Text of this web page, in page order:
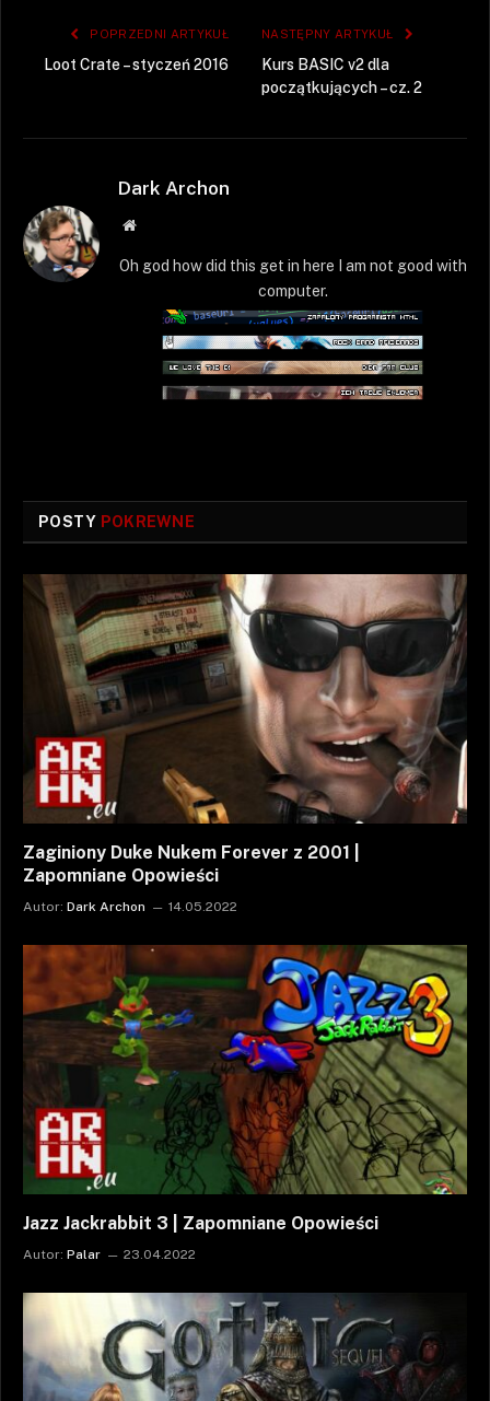
POPRZEDNI ARTYKUŁ
Loot Crate – styczeń 2016
NASTĘPNY ARTYKUŁ
Kurs BASIC v2 dla
początkujących – cz. 2
Dark Archon
Strona
Oh god how did this get in here I am not good with
computer.
POSTY POKREWNE
Zaginiony Duke Nukem Forever z 2001 |
Zapomniane Opowieści
Autor: Dark Archon 14.05.2022
Jazz Jackrabbit 3 | Zapomniane Opowieści
Autor: Palar 23.04.2022